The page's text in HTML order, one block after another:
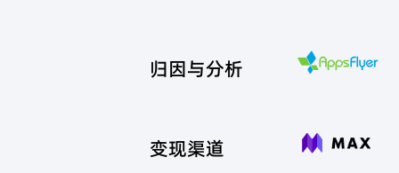
归因与分析
变现渠道